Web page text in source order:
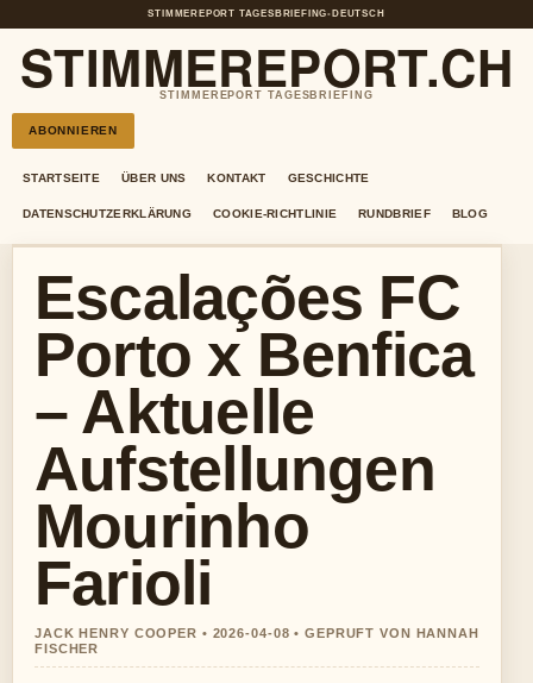
STIMMEREPORT TAGESBRIEFING• DEUTSCH
STIMMEREPORT.CH
STIMMEREPORT TAGESBRIEFING
ABONNIEREN
STARTSEITE ÜBER UNS KONTAKT GESCHICHTE
DATENSCHUTZERKLÄRUNG COOKIE-RICHTLINIE RUNDBRIEF BLOG
Escalações FC
Porto x Benfica
– Aktuelle
Aufstellungen
Mourinho
Farioli
JACK HENRY COOPER • 2026-04-08 • GEPRUFT VON HANNAH
FISCHER